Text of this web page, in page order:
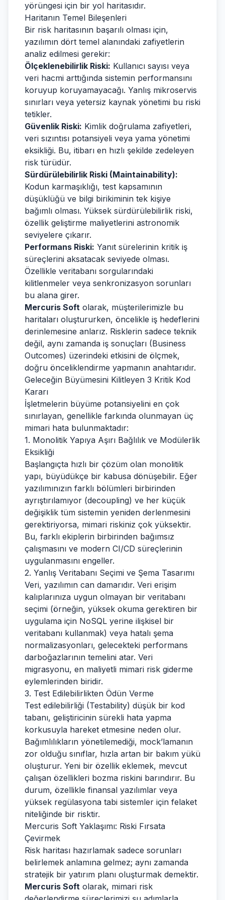
yörüngesi için bir yol haritasıdır.
Haritanın Temel Bileşenleri
Bir risk haritasının başarılı olması için,
yazılımın dört temel alanındaki zafiyetlerin
analiz edilmesi gerekir:
Ölçeklenebilirlik Riski: Kullanıcı sayısı veya
veri hacmi arttığında sistemin performansını
koruyup koruyamayacağı. Yanlış mikroservis
sınırları veya yetersiz kaynak yönetimi bu riski
tetikler.
Güvenlik Riski: Kimlik doğrulama zafiyetleri,
veri sızıntısı potansiyeli veya yama yönetimi
eksikliği. Bu, itibarı en hızlı şekilde zedeleyen
risk türüdür.
Sürdürülebilirlik Riski (Maintainability):
Kodun karmaşıklığı, test kapsamının
düşüklüğü ve bilgi birikiminin tek kişiye
bağımlı olması. Yüksek sürdürülebilirlik riski,
özellik geliştirme maliyetlerini astronomik
seviyelere çıkarır.
Performans Riski: Yanıt sürelerinin kritik iş
süreçlerini aksatacak seviyede olması.
Özellikle veritabanı sorgularındaki
kilitlenmeler veya senkronizasyon sorunları
bu alana girer.
Mercuris Soft olarak, müşterilerimizle bu
haritaları oluştururken, öncelikle iş hedeflerini
derinlemesine anlarız. Risklerin sadece teknik
değil, aynı zamanda iş sonuçları (Business
Outcomes) üzerindeki etkisini de ölçmek,
doğru önceliklendirme yapmanın anahtarıdır.
Geleceğin Büyümesini Kilitleyen 3 Kritik Kod
Kararı
İşletmelerin büyüme potansiyelini en çok
sınırlayan, genellikle farkında olunmayan üç
mimari hata bulunmaktadır:
1. Monolitik Yapıya Aşırı Bağlılık ve Modülerlik
Eksikliği
Başlangıçta hızlı bir çözüm olan monolitik
yapı, büyüdükçe bir kabusa dönüşebilir. Eğer
yazılımınızın farklı bölümleri birbirinden
ayrıştırılamıyor (decoupling) ve her küçük
değişiklik tüm sistemin yeniden derlenmesini
gerektiriyorsa, mimari riskiniz çok yüksektir.
Bu, farklı ekiplerin birbirinden bağımsız
çalışmasını ve modern CI/CD süreçlerinin
uygulanmasını engeller.
2. Yanlış Veritabanı Seçimi ve Şema Tasarımı
Veri, yazılımın can damarıdır. Veri erişim
kalıplarınıza uygun olmayan bir veritabanı
seçimi (örneğin, yüksek okuma gerektiren bir
uygulama için NoSQL yerine ilişkisel bir
veritabanı kullanmak) veya hatalı şema
normalizasyonları, gelecekteki performans
darboğazlarının temelini atar. Veri
migrasyonu, en maliyetli mimari risk giderme
eylemlerinden biridir.
3. Test Edilebilirlikten Ödün Verme
Test edilebilirliği (Testability) düşük bir kod
tabanı, geliştiricinin sürekli hata yapma
korkusuyla hareket etmesine neden olur.
Bağımlılıkların yönetilemediği, mock’lamanın
zor olduğu sınıflar, hızla artan bir bakım yükü
oluşturur. Yeni bir özellik eklemek, mevcut
çalışan özellikleri bozma riskini barındırır. Bu
durum, özellikle finansal yazılımlar veya
yüksek regülasyona tabi sistemler için felaket
niteliğinde bir risktir.
Mercuris Soft Yaklaşımı: Riski Fırsata
Çevirmek
Risk haritası hazırlamak sadece sorunları
belirlemek anlamına gelmez; aynı zamanda
stratejik bir yatırım planı oluşturmak demektir.
Mercuris Soft olarak, mimari risk